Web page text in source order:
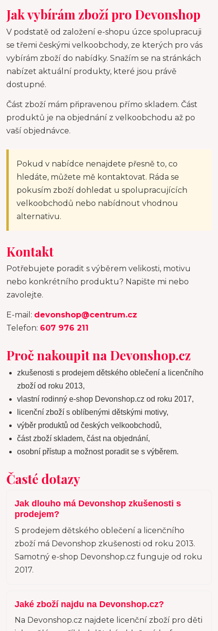
Jak vybírám zboží pro Devonshop
V podstatě od založení e-shopu úzce spolupracuji
se třemi českými velkoobchody, ze kterých pro vás
vybírám zboží do nabídky. Snažím se na stránkách
nabízet aktuální produkty, které jsou právě
dostupné.
Část zboží mám připravenou přímo skladem. Část
produktů je na objednání z velkoobchodu až po
vaší objednávce.
Pokud v nabídce nenajdete přesně to, co
hledáte, můžete mě kontaktovat. Ráda se
pokusím zboží dohledat u spolupracujících
velkoobchodů nebo nabídnout vhodnou
alternativu.
Kontakt
Potřebujete poradit s výběrem velikosti, motivu
nebo konkrétního produktu? Napište mi nebo
zavolejte.
E-mail: devonshop@centrum.cz
Telefon: 607 976 211
Proč nakoupit na Devonshop.cz
zkušenosti s prodejem dětského oblečení a licenčního
zboží od roku 2013,
vlastní rodinný e-shop Devonshop.cz od roku 2017,
licenční zboží s oblíbenými dětskými motivy,
výběr produktů od českých velkoobchodů,
část zboží skladem, část na objednání,
osobní přístup a možnost poradit se s výběrem.
Časté dotazy
Jak dlouho má Devonshop zkušenosti s
prodejem?
S prodejem dětského oblečení a licenčního
zboží má Devonshop zkušenosti od roku 2013.
Samotný e-shop Devonshop.cz funguje od roku
2017.
Jaké zboží najdu na Devonshop.cz?
Na Devonshop.cz najdete licenční zboží pro děti